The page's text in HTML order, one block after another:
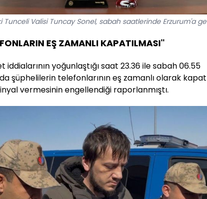
Tunceli Valisi Tuncay Sonel, sabah saatlerinde Erzurum'a
EŞ ZAMANLI KAPATILMASI"
iddialarının yoğunlaştığı saat 23.36 ile sabah 06.55
şüphelilerin telefonlarının eş zamanlı olarak
vermesinin engellendiği raporlanmıştı.